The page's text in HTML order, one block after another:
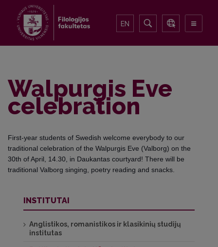
EN
Walpurgis Eve
celebration
First-year students of Swedish welcome everybody to our
traditional celebration of the Walpurgis Eve (Valborg) on the
30th of April, 14.30, in Daukantas courtyard! There will be
traditional Valborg singing, poetry reading and snacks.
INSTITUTAI
Anglistikos, romanistikos ir klasikinių studijų
institutas